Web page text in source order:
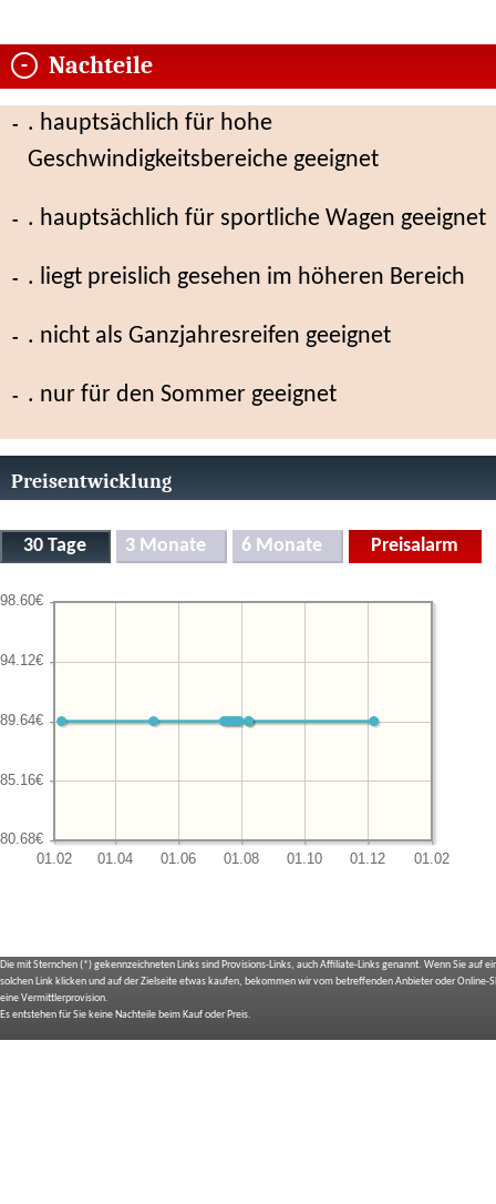
Nachteile
. hauptsächlich für hohe
Geschwindigkeitsbereiche geeignet
. hauptsächlich für sportliche Wagen geeignet
. liegt preislich gesehen im höheren Bereich
. nicht als Ganzjahresreifen geeignet
. nur für den Sommer geeignet
Preisentwicklung
Die mit Sternchen (*) gekennzeichneten Links sind Provisions-Links, auch Affiliate-Links genannt. Wenn Sie auf
solchen Link klicken und auf der Zielseite etwas kaufen, bekommen wir vom betreffenden Anbieter oder Online-
eine Vermittlerprovision.
Es entstehen für Sie keine Nachteile beim Kauf oder Preis.